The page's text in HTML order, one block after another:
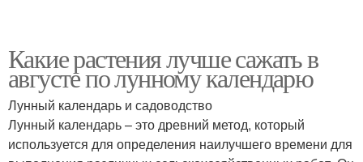
Какие растения лучше сажать в
августе по лунному календарю
Лунный календарь и садоводство
Лунный календарь – это древний метод, который
используется для определения наилучшего времени для